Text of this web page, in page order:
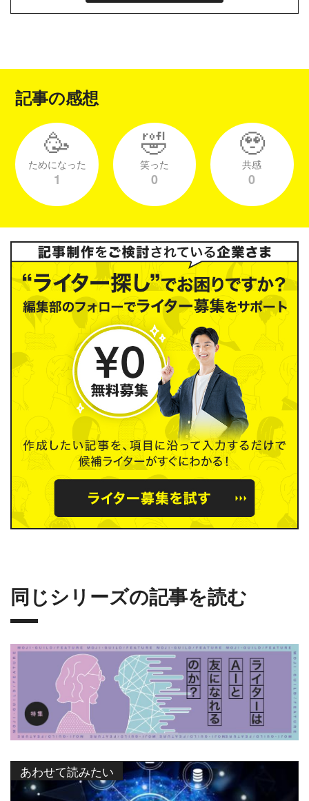
記事の感想
🥳
ためになった
1
🤣
笑った
0
🥹
共感
0
同じシリーズの記事を読む
あわせて読みたい